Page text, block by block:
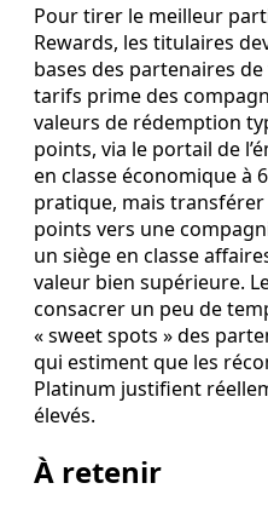
Pour tirer le meilleur
Rewards, les titulaires
bases des partenaires
tarifs prime des
valeurs de rédemption
points, via le portail de
en classe économique à
pratique, mais
points vers une
un siège en classe
valeur bien supérieure.
consacrer un peu de
« sweet spots » des
qui estiment que les
Platinum justifient
élevés.
À retenir